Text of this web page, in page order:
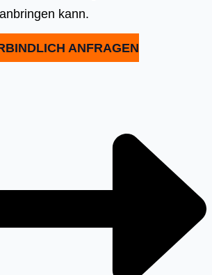
kann.
ANFRAGEN